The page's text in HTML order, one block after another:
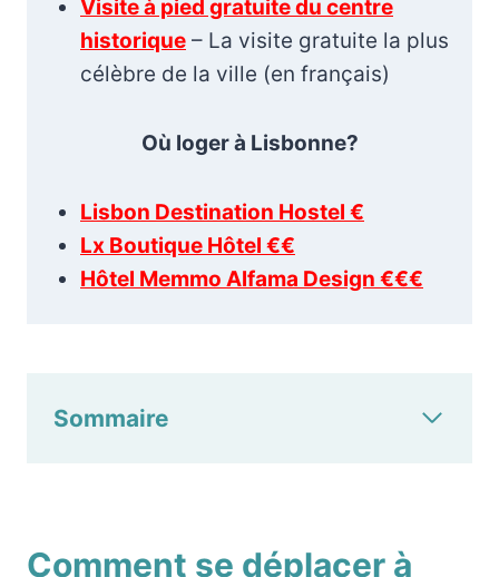
Visite à pied gratuite du centre
historique – La visite gratuite la plus
célèbre de la ville (en français)
Où loger à Lisbonne?
Lisbon Destination Hostel €
Lx Boutique Hôtel €€
Hôtel Memmo Alfama Design €€€
Sommaire
Comment se déplacer à